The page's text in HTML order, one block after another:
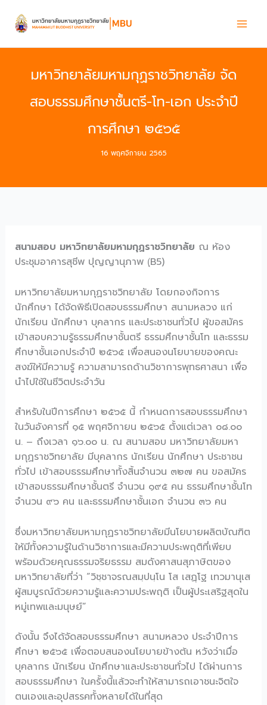
content
มหาวิทยาลัยมหามกุฏราชวิทยาลัย จัด
สอบธรรมศึกษาชั้นตรี-โท-เอก ประจำปี
การศึกษา ๒๕๖๕
16 พฤศจิกายน 2565
สนามสอบ มหาวิทยาลัยมหามกุฏราชวิทยาลัย ณ ห้อง
ประชุมอาคารสุชีพ ปุญญานุภาพ (ฺB5)
มหาวิทยาลัยมหามกุฏราชวิทยาลัย โดยกองกิจการ
นักศึกษา ได้จัดพิธีเปิดสอบธรรมศึกษา สนามหลวง แก่
นักเรียน นักศึกษา บุคลากร และประชาชนทั่วไป ผู้ขอสมัคร
เข้าสอบความรู้ธรรมศึกษาชั้นตรี ธรรมศึกษาชั้นโท และธรรม
ศึกษาชั้นเอกประจำปี ๒๕๖๕ เพื่อสนองนโยบายของคณะ
สงฆ์ให้มีความรู้ ความสามารถด้านวิชาการพุทธศาสนา เพื่อ
นำไปใช้ในชีวิตประจำวัน
สำหรับในปีการศึกษา ๒๕๖๕ นี้ กำหนดการสอบธรรมศึกษา
ในวันอังคารที่ ๑๕ พฤศจิกายน ๒๕๖๕ ตั้งแต่เวลา ๐๘.๐๐
น. – ถึงเวลา ๑๖.๐๐ น. ณ สนามสอบ มหาวิทยาลัยมหา
มกุฏราชวิทยาลัย มีบุคลากร นักเรียน นักศึกษา ประชาชน
ทั่วไป เข้าสอบธรรมศึกษาทั้งสิ้นจำนวน ๓๒๗ คน ขอสมัคร
เข้าสอบธรรมศึกษาชั้นตรี จำนวน ๑๙๕ คน ธรรมศึกษาชั้นโท
จำนวน ๙๖ คน และธรรมศึกษาชั้นเอก จำนวน ๓๖ คน
ซึ่งมหาวิทยาลัยมหามกุฏราชวิทยาลัยมีนโยบายผลิตบัณฑิต
ให้มีทั้งความรู้ในด้านวิชาการและมีความประพฤติที่เพียบ
พร้อมด้วยคุณธรรมจริยธรรม สมดังศาสนสุภาษิตของ
มหาวิทยาลัยที่ว่า “วิชฺชาจรณสมฺปนฺโน โส เสฏฺโฐ เทวมานุเส
ผู้สมบูรณ์ด้วยความรู้และความประพฤติ เป็นผู้ประเสริฐสุดใน
หมู่เทพและมนุษย์”
ดังนั้น จึงได้จัดสอบธรรมศึกษา สนามหลวง ประจำปีการ
ศึกษา ๒๕๖๕ เพื่อตอบสนองนโยบายข้างต้น หวังว่าเมื่อ
บุคลากร นักเรียน นักศึกษาและประชาชนทั่วไป ได้ผ่านการ
สอบธรรมศึกษา ในครั้งนี้แล้วจะทำให้สามารถเอาชนะจิตใจ
ตนเองและอุปสรรคทั้งหลายได้ในที่สุด